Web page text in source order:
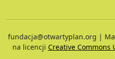
fundacja@otwartyplan.org |
na licencji Creative Commons